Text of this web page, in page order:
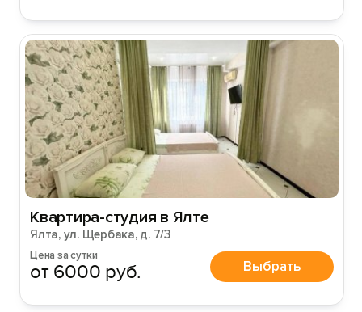
Квартира-студия в Ялте
Ялта, ул. Щербака, д. 7/3
Цена за сутки
от 6000 руб. Выбрать
Вход на сайт
Войти или Зарегистрироваться